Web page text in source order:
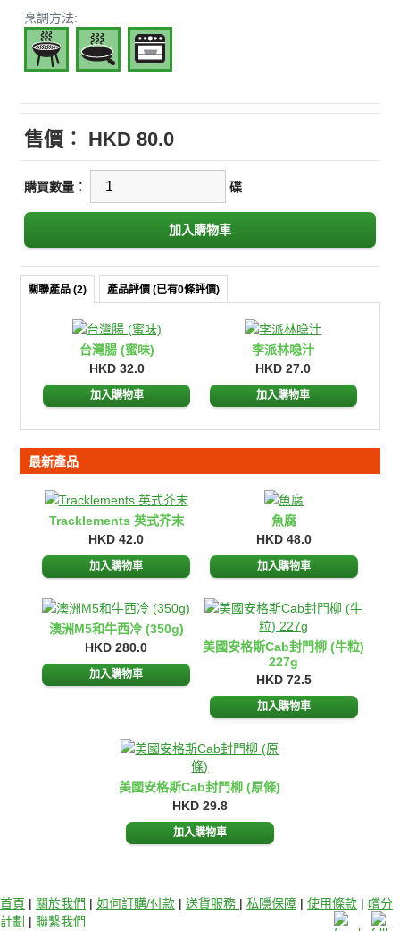
烹調方法:
售價︰ HKD 80.0
購買數量︰ 碟
關聯產品 (2) 產品評價 (已有0條評價)
台灣腸 (蜜味)
HKD 32.0
加入購物車
李派林喼汁
HKD 27.0
加入購物車
最新產品
Tracklements 英式芥末
HKD 42.0
魚腐
HKD 48.0
澳洲M5和牛西冷 (350g)
HKD 280.0
美國安格斯Cab封門柳 (牛粒)
227g
HKD 72.5
美國安格斯Cab封門柳 (原條)
HKD 29.8
首頁 | 關於我們 | 如何訂購/付款 | 送貨服務 | 私隱保障 | 使用條款 | 嚐分
計劃 | 聯繫我們